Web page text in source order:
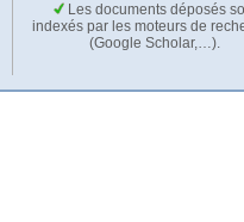
Les documents déposés
indexés par les moteurs de
(Google Scholar,…).